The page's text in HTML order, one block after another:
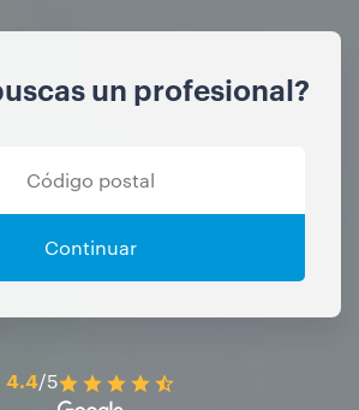
un profesional?
Continuar
4.4/5